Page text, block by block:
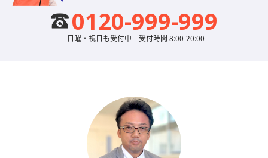
日曜・祝日も受付中 受付時間 8:00-20:00
0120-999-999